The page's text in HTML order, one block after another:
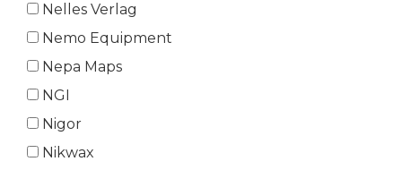
Nelles Verlag
Nemo Equipment
Nepa Maps
NGI
Nigor
Nikwax